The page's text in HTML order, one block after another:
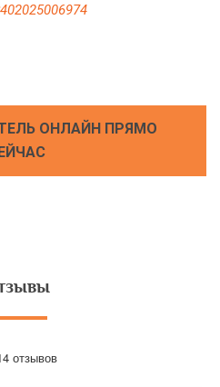
ОНЛАЙН ПРЯМО
отзывов